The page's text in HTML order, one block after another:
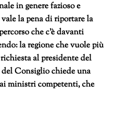
in genere fazioso e
la pena di riportare la
che c’è davanti
la regione che vuole più
al presidente del
Consiglio chiede una
ministri competenti, che